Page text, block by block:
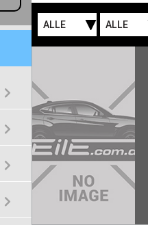
ALLE ALLE